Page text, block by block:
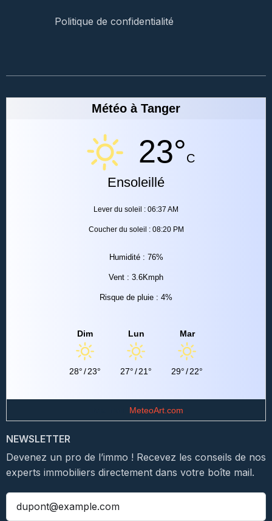
Politique de confidentialité
Météo à Tanger
23°C
Ensoleillé
Lever du soleil : 06:37 AM
Coucher du soleil : 08:20 PM
Humidité : 76%
Vent : 3.6Kmph
Risque de pluie : 4%
Dim
28°/23°
Lun
27°/21°
Mar
29°/22°
MeteoArt.com
NEWSLETTER
Devenez un pro de l’immo ! Recevez les conseils de nos
experts immobiliers directement dans votre boîte mail.